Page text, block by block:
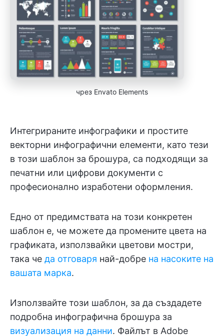
чрез Envato Elements
Интегрираните инфографики и простите
векторни инфографични елементи, като тези
в този шаблон за брошура, са подходящи за
печатни или цифрови документи с
професионално изработени оформления.
Едно от предимствата на този конкретен
шаблон е, че можете да промените цвета на
графиката, използвайки цветови мостри,
така че да отговаря най-добре на насоките на
вашата марка.
Използвайте този шаблон, за да създадете
подробна инфографична брошура за
визуализация на данни. Файлът в Adobe